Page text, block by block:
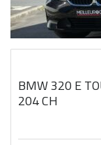
BMW 320 E
204 CH